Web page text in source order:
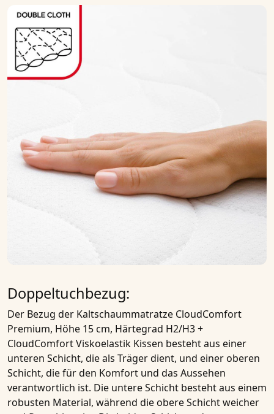
Doppeltuchbezug:
Der Bezug der Kaltschaummatratze CloudComfort
Premium, Höhe 15 cm, Härtegrad H2/H3 +
CloudComfort Viskoelastik Kissen besteht aus einer
unteren Schicht, die als Träger dient, und einer oberen
Schicht, die für den Komfort und das Aussehen
verantwortlich ist. Die untere Schicht besteht aus einem
robusten Material, während die obere Schicht weicher